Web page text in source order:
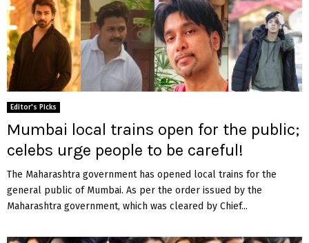
Editor's Picks
Mumbai local trains open for the public;
celebs urge people to be careful!
The Maharashtra government has opened local trains for the
general public of Mumbai. As per the order issued by the
Maharashtra government, which was cleared by Chief...